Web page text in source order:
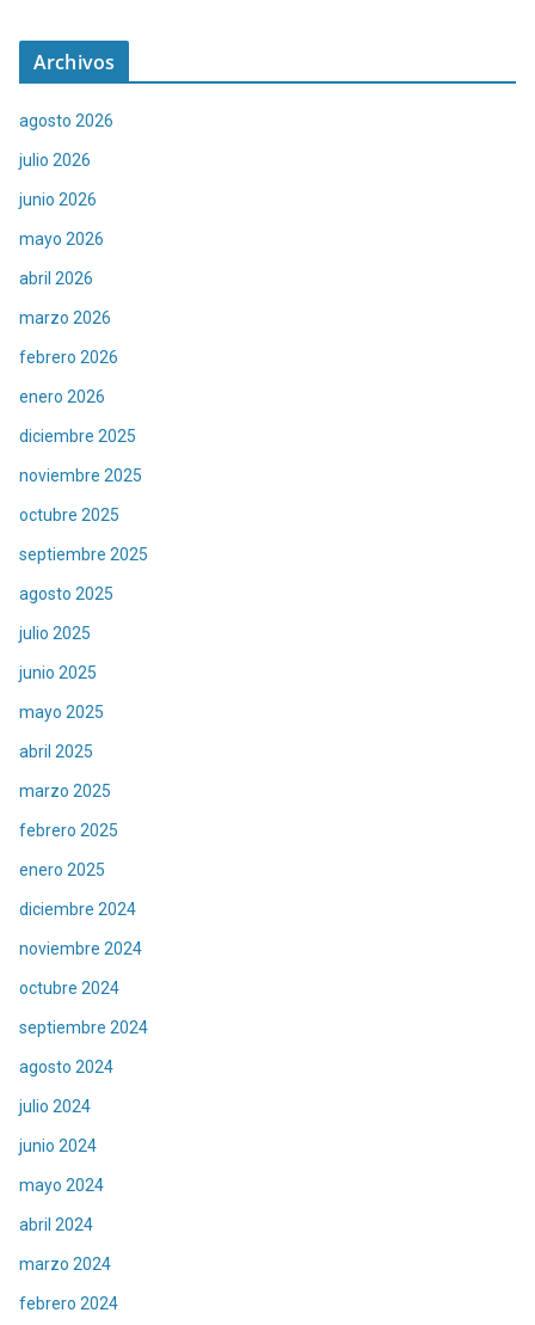
Archivos
agosto 2026
julio 2026
junio 2026
mayo 2026
abril 2026
marzo 2026
febrero 2026
enero 2026
diciembre 2025
noviembre 2025
octubre 2025
septiembre 2025
agosto 2025
julio 2025
junio 2025
mayo 2025
abril 2025
marzo 2025
febrero 2025
enero 2025
diciembre 2024
noviembre 2024
octubre 2024
septiembre 2024
agosto 2024
julio 2024
junio 2024
mayo 2024
abril 2024
marzo 2024
febrero 2024